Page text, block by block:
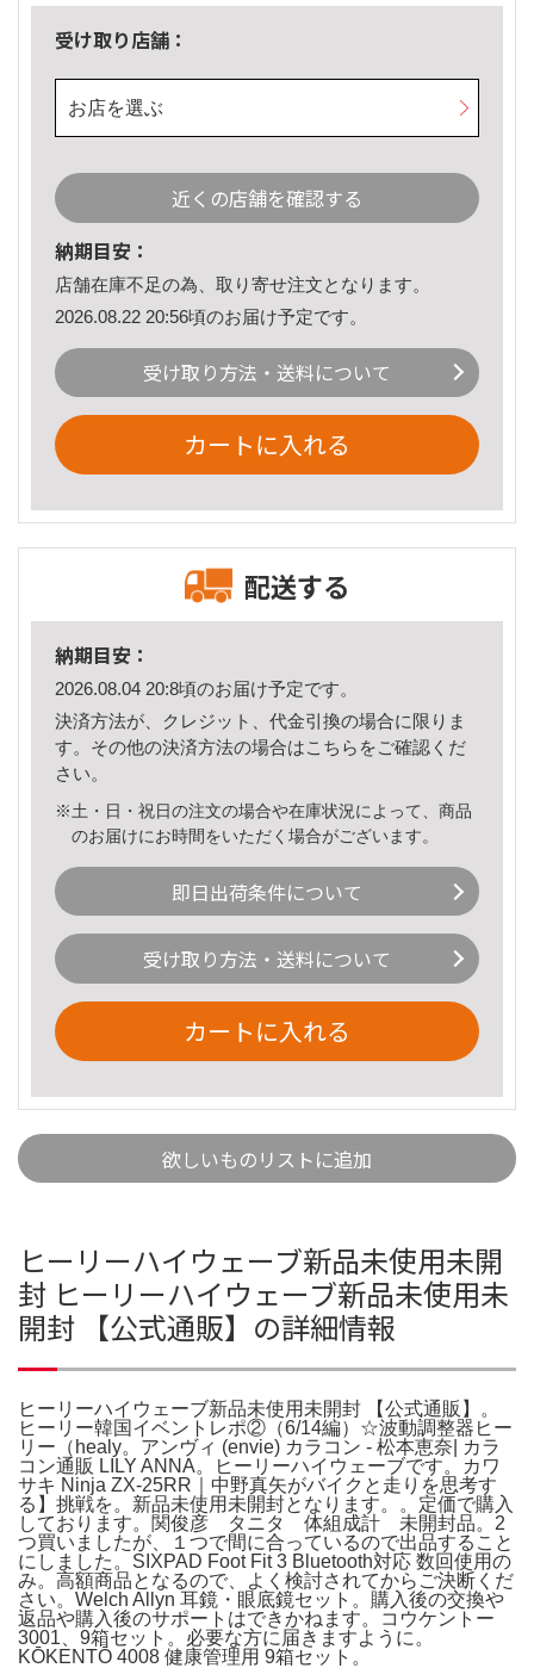
受け取り店舗：
お店を選ぶ
近くの店舗を確認する
納期目安：
店舗在庫不足の為、取り寄せ注文となります。
2026.08.22 20:56頃のお届け予定です。
受け取り方法・送料について
カートに入れる
配送する
納期目安：
2026.08.04 20:8頃のお届け予定です。
決済方法が、クレジット、代金引換の場合に限りま
す。その他の決済方法の場合はこちら をご確認くだ
さい。
※土・日・祝日の注文の場合や在庫状況によって、商品
のお届けにお時間をいただく場合がございます。
即日出荷条件について
受け取り方法・送料について
カートに入れる
欲しいものリストに追加
ヒーリーハイウェーブ新品未使用未開
封 ヒーリーハイウェーブ新品未使用未
開封 【公式通販】の詳細情報
ヒーリーハイウェーブ新品未使用未開封 【公式通販】。
ヒーリー韓国イベントレポ②（6/14編）☆波動調整器ヒー
リー（healy。アンヴィ (envie) カラコン - 松本恵奈| カラ
コン通販 LILY ANNA。ヒーリーハイウェーブです。カワ
サキ Ninja ZX-25RR｜中野真矢がバイクと走りを思考す
る】挑戦を。新品未使用未開封となります。。定価で購入
しております。関俊彦 タニタ 体組成計 未開封品。2
つ買いましたが、１つで間に合っているので出品すること
にしました。SIXPAD Foot Fit 3 Bluetooth対応 数回使用の
み。高額商品となるので、よく検討されてからご決断くだ
さい。Welch Allyn 耳鏡・眼底鏡セット。購入後の交換や
返品や購入後のサポートはできかねます。コウケントー
3001、9箱セット。必要な方に届きますように。
KŌKENTŌ 4008 健康管理用 9箱セット。